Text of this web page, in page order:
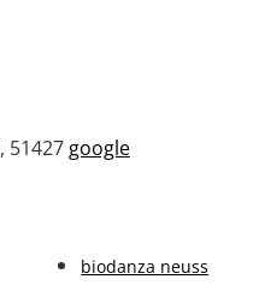
, 51427 google
biodanza neuss